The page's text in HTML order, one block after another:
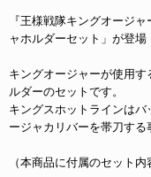
『王様戦隊キングオージ
ャホルダーセット」が登場
キングオージャーが使用
ルダーのセットです。
キングスホットラインは
ージャカリバーを帯刀する
（本商品に付属のセット